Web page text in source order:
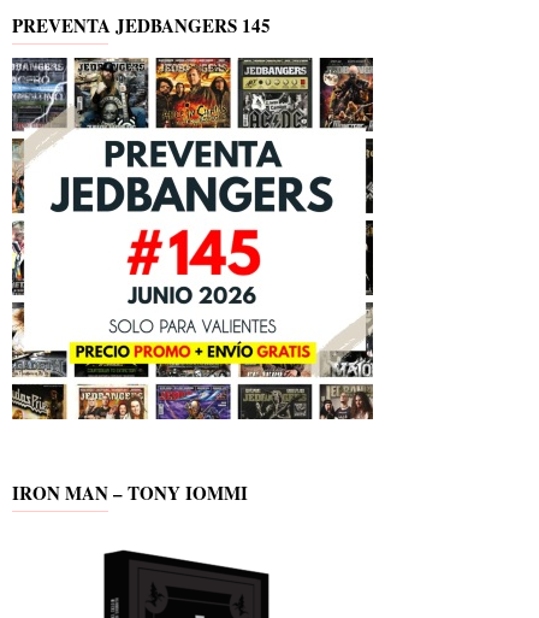
PREVENTA JEDBANGERS 145
IRON MAN – TONY IOMMI